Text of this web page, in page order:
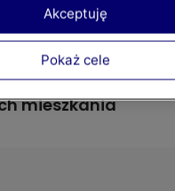
znacznie się
to samo:
Para wzywa
- czyżby
mieszkania
Pokaż cele
Akceptuję